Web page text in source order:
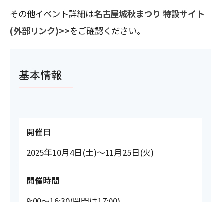
その他イベント詳細は名古屋城秋まつり 特設サイト
(外部リンク)>>をご確認ください。
基本情報
開催日
2025年10月4日(土)～11月25日(火)
開催時間